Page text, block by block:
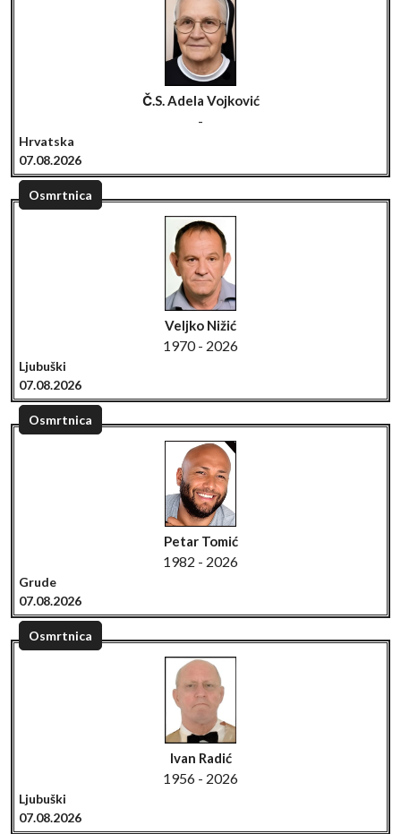
Č.S. Adela Vojković
-
Hrvatska
07.08.2026
Osmrtnica
Veljko Nižić
1970 - 2026
Ljubuški
07.08.2026
Osmrtnica
Petar Tomić
1982 - 2026
Grude
07.08.2026
Osmrtnica
Ivan Radić
1956 - 2026
Ljubuški
07.08.2026